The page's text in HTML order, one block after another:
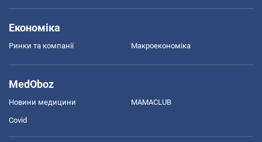
Економіка
Ринки та компанії Макроекономіка
MedOboz
Новини медицини MAMACLUB
Covid